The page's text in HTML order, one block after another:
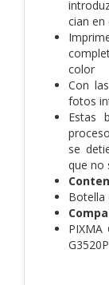
cian en
color
Con
fotos
Estas
se
que no
Botella
PIXMA